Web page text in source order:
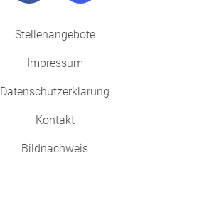
Stellenangebote
Impressum
Datenschutzerklärung
Kontakt
Bildnachweis